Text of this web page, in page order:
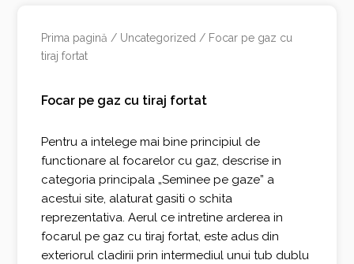
Prima pagină / Uncategorized / Focar pe gaz cu
tiraj fortat
Focar pe gaz cu tiraj fortat
Pentru a intelege mai bine principiul de
functionare al focarelor cu gaz, descrise in
categoria principala „Seminee pe gaze” a
acestui site, alaturat gasiti o schita
reprezentativa. Aerul ce intretine arderea in
focarul pe gaz cu tiraj fortat, este adus din
exteriorul cladirii prin intermediul unui tub dublu